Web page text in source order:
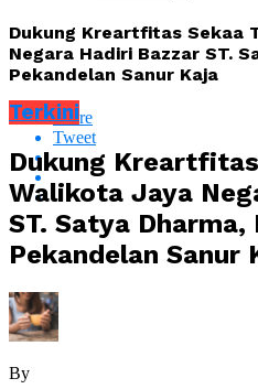
Dukung Kreartfitas Sekaa
Negara Hadiri Bazzar ST.
Pekandelan Sanur Kaja
Share
Tweet
Terkini
Dukung
Walikota Jaya
ST. Satya Dharma,
Pekandelan Sanur
By